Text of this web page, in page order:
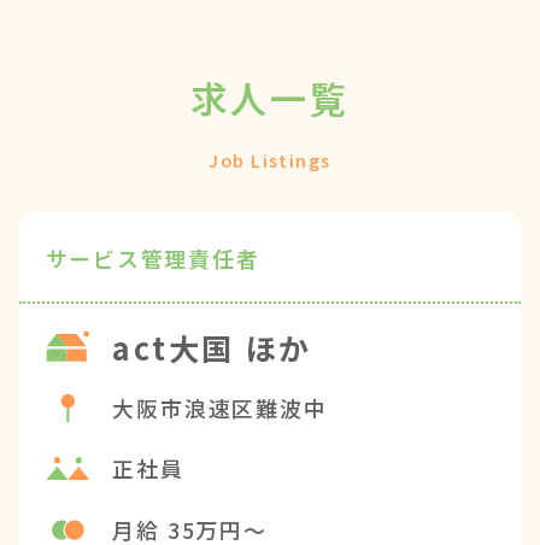
求人一覧
Job Listings
サービス管理責任者
act大国 ほか
大阪市浪速区難波中
正社員
月給 35万円〜